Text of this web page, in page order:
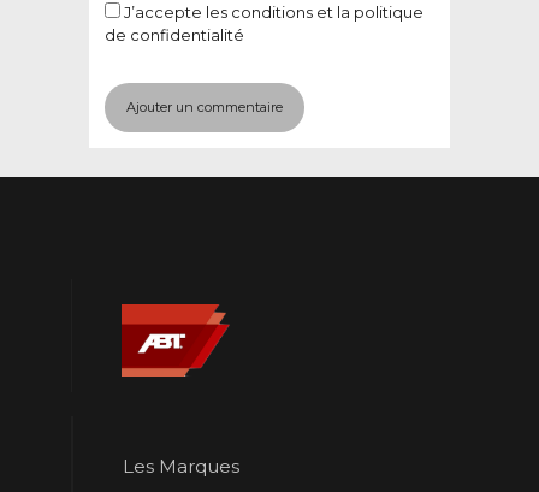
J’accepte les conditions et la politique
de confidentialité
Les Marques